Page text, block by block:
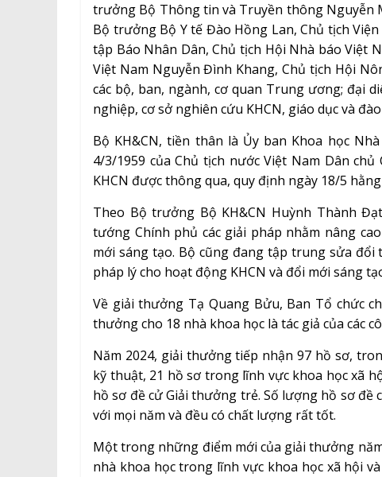
trưởng Bộ Thông tin và Truyền thông Nguyễn
Bộ trưởng Bộ Y tế Đào Hồng Lan, Chủ tịch
tập Báo Nhân Dân, Chủ tịch Hội Nhà báo Việt
Việt Nam Nguyễn Đình Khang, Chủ tịch Hội
các bộ, ban, ngành, cơ quan Trung ương; đại
nghiệp, cơ sở nghiên cứu KHCN, giáo dục và
Bộ KH&CN, tiền thân là Ủy ban Khoa học
4/3/1959 của Chủ tịch nước Việt Nam Dân
KHCN được thông qua, quy định ngày 18/5
Theo Bộ trưởng Bộ KH&CN Huỳnh Thành
tướng Chính phủ các giải pháp nhằm nâng
mới sáng tạo. Bộ cũng đang tập trung sửa đổi
pháp lý cho hoạt động KHCN và đổi mới sáng
Về giải thưởng Tạ Quang Bửu, Ban Tổ chức
thưởng cho 18 nhà khoa học là tác giả của các
Năm 2024, giải thưởng tiếp nhận 97 hồ sơ,
kỹ thuật, 21 hồ sơ trong lĩnh vực khoa học xã
hồ sơ đề cử Giải thưởng trẻ. Số lượng hồ sơ
với mọi năm và đều có chất lượng rất tốt.
Một trong những điểm mới của giải thưởng
nhà khoa học trong lĩnh vực khoa học xã hội